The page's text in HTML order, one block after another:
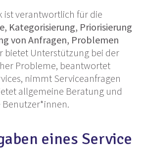
ist verantwortlich für die
Kategorisierung, Priorisierung
von Anfragen, Problemen
bietet Unterstützung bei der
Probleme, beantwortet
nimmt Serviceanfragen
allgemeine Beratung und
eines Service